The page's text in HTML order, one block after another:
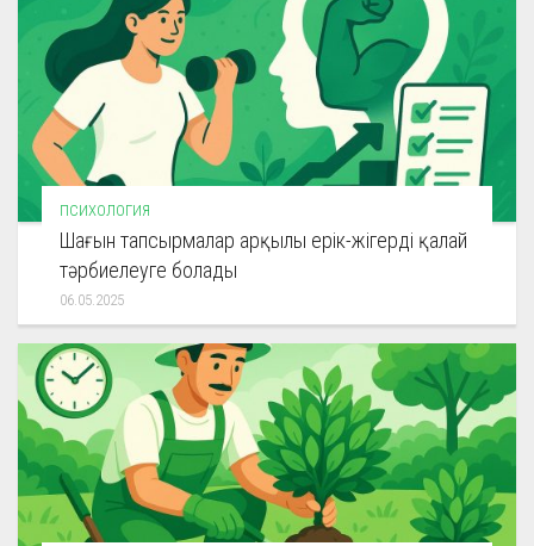
ПСИХОЛОГИЯ
Шағын тапсырмалар арқылы ерік-жігерді қалай
тәрбиелеуге болады
06.05.2025